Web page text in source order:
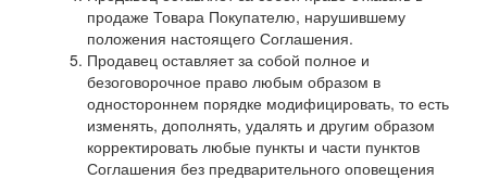
продаже Товара Покупателю, нарушившему
положения настоящего Соглашения.
Продавец оставляет за собой полное и
безоговорочное право любым образом в
одностороннем порядке модифицировать, то есть
изменять, дополнять, удалять и другим образом
корректировать любые пункты и части пунктов
Соглашения без предварительного оповещения